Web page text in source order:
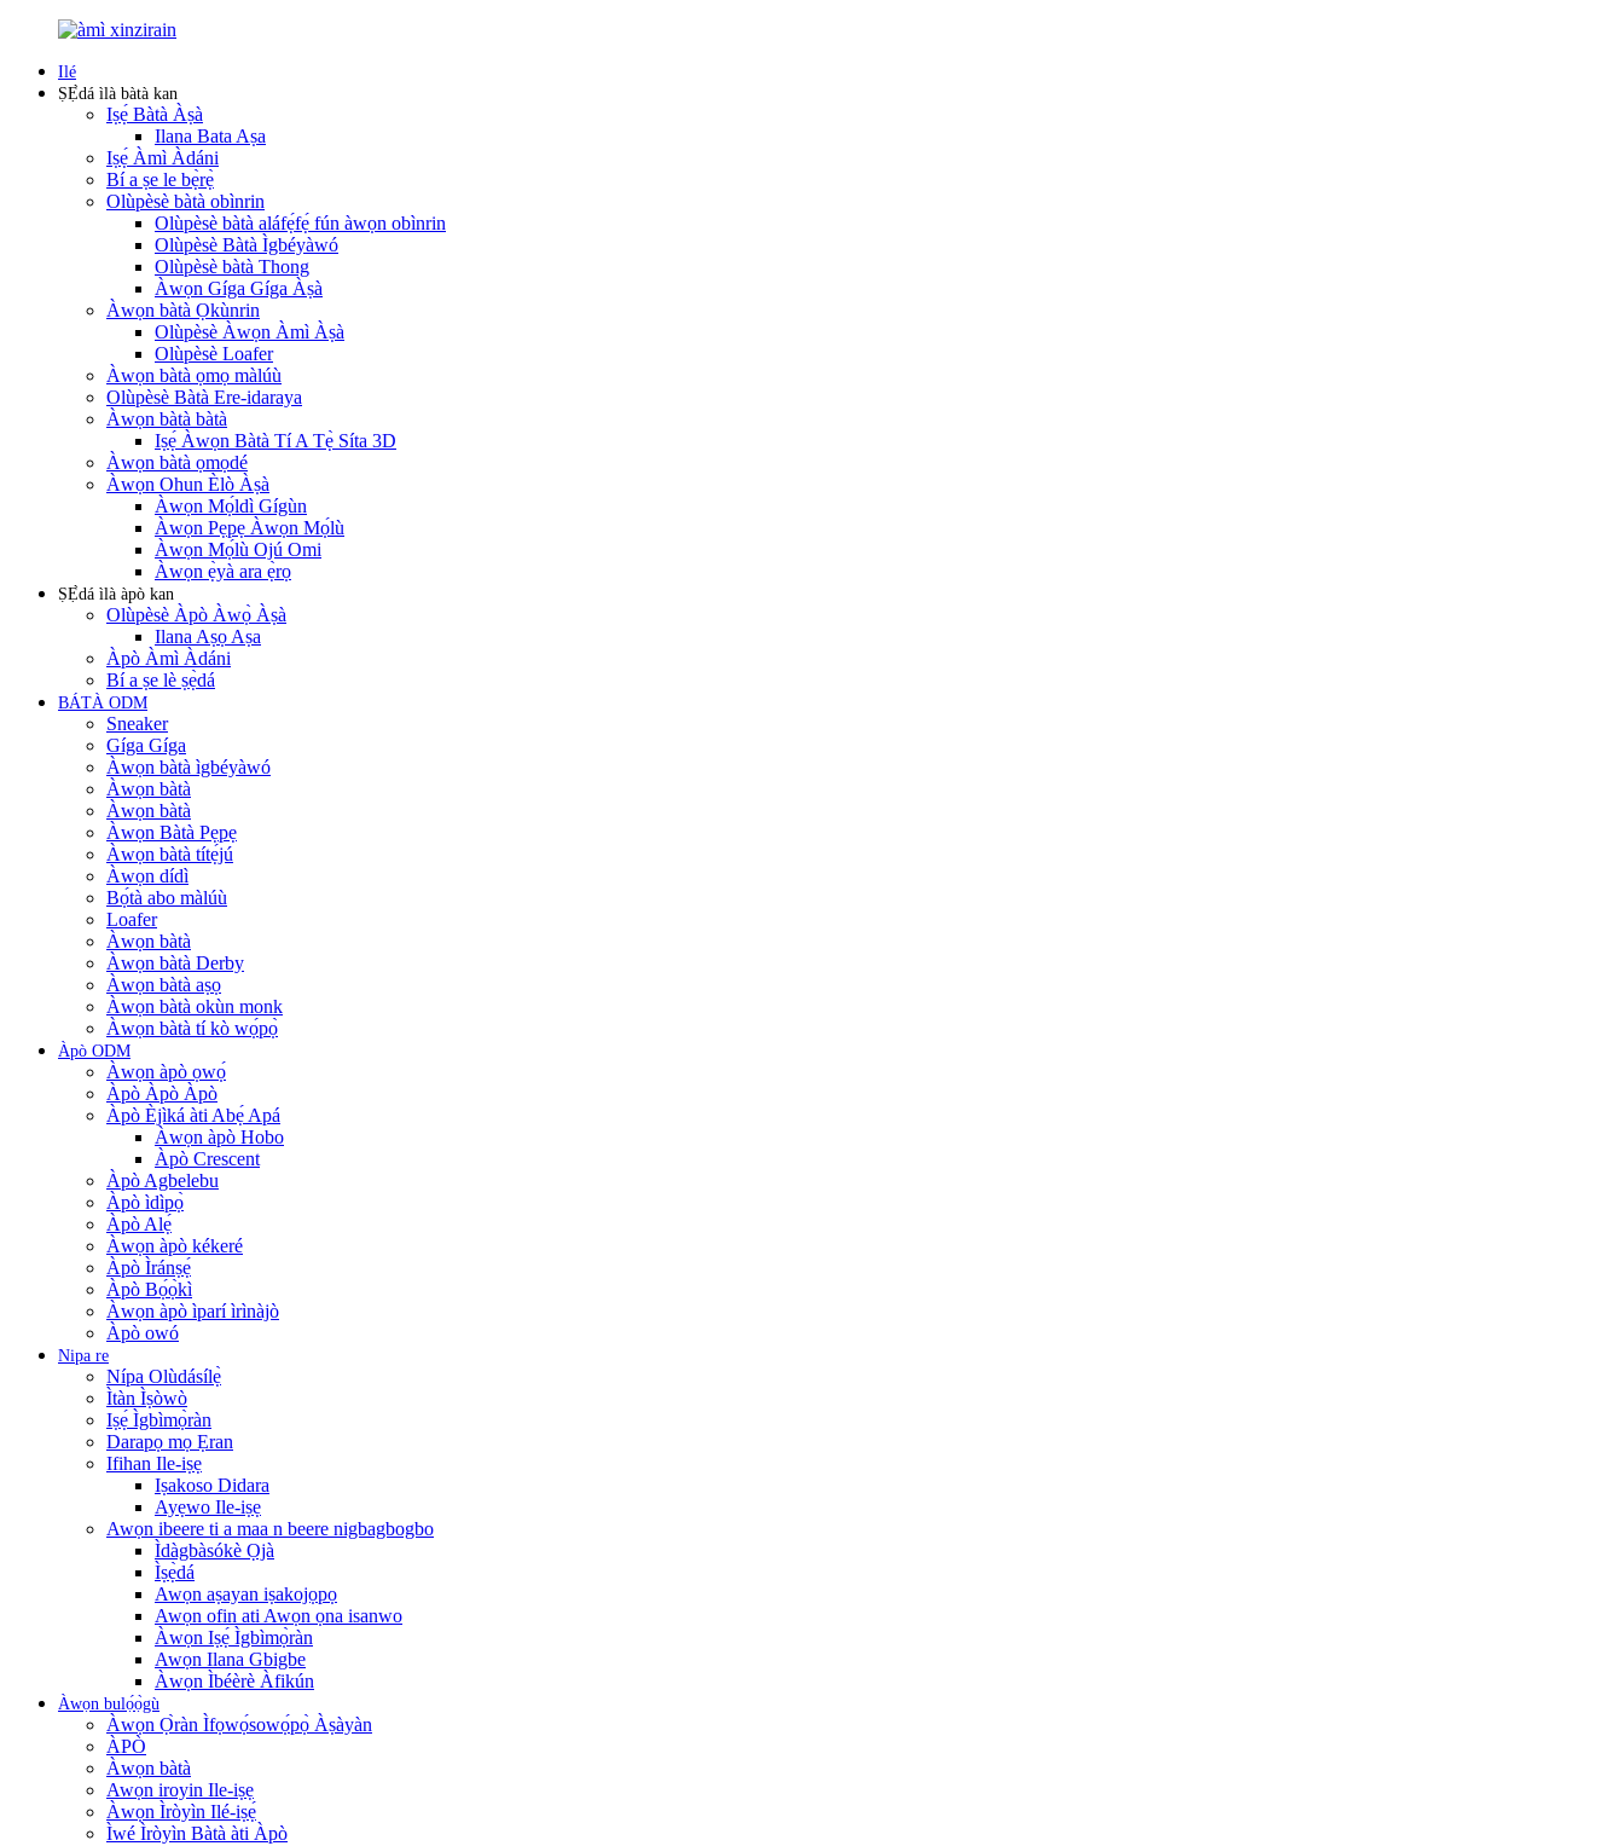
Ilé
ṢẸ̀dá ìlà bàtà kan
Iṣẹ́ Bàtà Àṣà
Ilana Bata Aṣa
Iṣẹ́ Àmì Àdáni
Bí a ṣe le bẹ̀rẹ̀
Olùpèsè bàtà obìnrin
Olùpèsè bàtà aláfẹ́fẹ́ fún àwọn obìnrin
Olùpèsè Bàtà Ìgbéyàwó
Olùpèsè bàtà Thong
Àwọn Gíga Gíga Àṣà
Àwọn bàtà Ọkùnrin
Olùpèsè Àwọn Àmì Àṣà
Olùpèsè Loafer
Àwọn bàtà ọmọ màlúù
Olùpèsè Bàtà Ere-idaraya
Àwọn bàtà bàtà
Iṣẹ́ Àwọn Bàtà Tí A Tẹ̀ Síta 3D
Àwọn bàtà ọmọdé
Àwọn Ohun Èlò Àṣà
Àwọn Mọ́ldì Gígùn
Àwọn Pẹpẹ Àwọn Mọ́lù
Àwọn Mọ́lù Ojú Omi
Àwọn ẹ̀yà ara ẹ̀rọ
ṢẸ̀dá ìlà àpò kan
Olùpèsè Àpò Àwọ̀ Àṣà
Ilana Aṣọ Aṣa
Àpò Àmì Àdáni
Bí a ṣe lè ṣẹ̀dá
BÁTÀ ODM
Sneaker
Gíga Gíga
Àwọn bàtà ìgbéyàwó
Àwọn bàtà
Àwọn bàtà
Àwọn Bàtà Pẹpẹ
Àwọn bàtà títẹ́jú
Àwọn dídì
Bọ́tà abo màlúù
Loafer
Àwọn bàtà
Àwọn bàtà Derby
Àwọn bàtà aṣọ
Àwọn bàtà okùn monk
Àwọn bàtà tí kò wọ́pọ̀
Àpò ODM
Àwọn àpò ọwọ́
Àpò Àpò Àpò
Àpò Èjìká àti Abẹ́ Apá
Àwọn àpò Hobo
Àpò Crescent
Àpò Agbelebu
Àpò ìdìpọ̀
Àpò Alẹ́
Àwọn àpò kékeré
Àpò Ìránṣẹ́
Àpò Bọ́ọ̀kì
Àwọn àpò ìparí ìrìnàjò
Àpò owó
Nipa re
Nípa Olùdásílẹ̀
Ìtàn Ìṣòwò
Iṣẹ́ Ìgbìmọ̀ràn
Darapọ mọ Ẹran
Ifihan Ile-iṣẹ
Iṣakoso Didara
Ayẹwo Ile-iṣẹ
Awọn ibeere ti a maa n beere nigbagbogbo
Ìdàgbàsókè Ọjà
Ìṣẹ̀dá
Awọn aṣayan iṣakojọpọ
Awọn ofin ati Awọn ọna isanwo
Àwọn Iṣẹ́ Ìgbìmọ̀ràn
Awọn Ilana Gbigbe
Àwọn Ìbéèrè Àfikún
Àwọn bulọ́ọ̀gù
Àwọn Ọ̀ràn Ìfọwọ́sowọ́pọ̀ Àṣàyàn
ÀPÒ
Àwọn bàtà
Awọn iroyin Ile-iṣẹ
Àwọn Ìròyìn Ilé-iṣẹ́
Ìwé Ìròyìn Bàtà àti Àpò